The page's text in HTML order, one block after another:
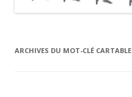
ARCHIVES DU MOT-CLÉ CARTABLE